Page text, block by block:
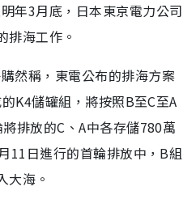
年3月底，日本東京電力公司
排海工作。
然稱，東電公布的排海方案
K4儲罐組，將按照B至C至A
排放的C、A中各存儲780萬
11日進行的首輪排放中，B組
大海。